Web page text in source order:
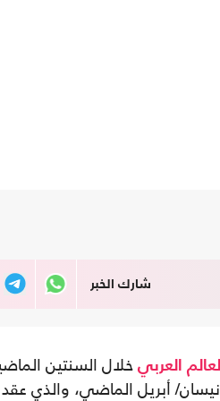
شارك الخبر
العالم العربي خلال السنتين
عقد في بيروت في 20 نيسان/ أبريل